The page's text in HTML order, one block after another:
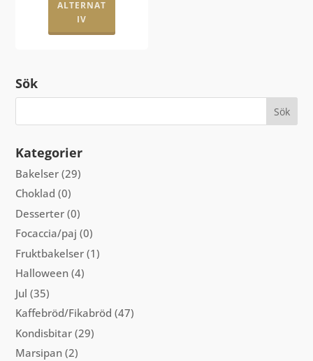
ALTERNAT
IV
olika
Sök
Kategorier
Bakelser (29)
Choklad (0)
Desserter (0)
Focaccia/paj (0)
Fruktbakelser (1)
Halloween (4)
Jul (35)
Kaffebröd/Fikabröd (47)
Kondisbitar (29)
Marsipan (2)